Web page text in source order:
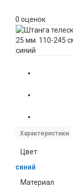
0 оценок
Характеристики
Цвет
синий
Материал